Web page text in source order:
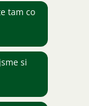
tam co
si